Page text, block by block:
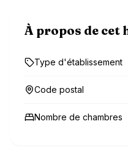
À propos de cet
Type d'établissement
Code postal
Nombre de chambres